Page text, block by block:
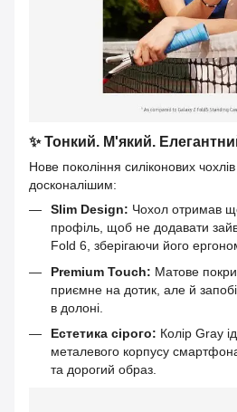
✨ Тонкий. М'який.
Нове покоління силіконових
досконалішим:
Slim Design: Чохол отримав
профіль, щоб не додавати
Fold 6, зберігаючи його
Premium Touch: Матове
приємне на дотик, але й
в долоні.
Естетика сірого: Колір Gray
металевого корпусу
та дорогий образ.